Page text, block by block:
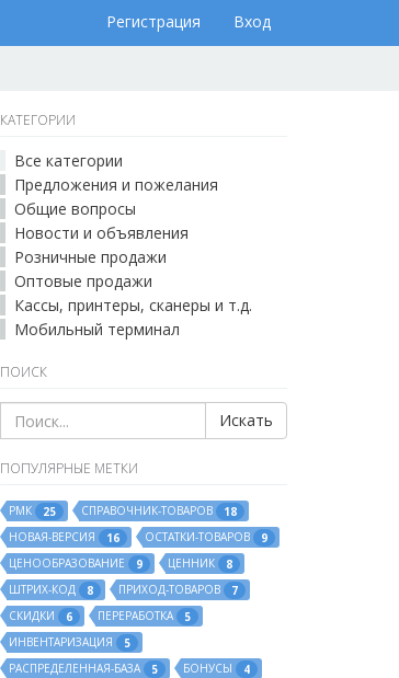
Регистрация Вход
КАТЕГОРИИ
Все категории
Предложения и пожелания
Общие вопросы
Новости и объявления
Розничные продажи
Оптовые продажи
Кассы, принтеры, сканеры и т.д.
Мобильный терминал
ПОИСК
Искать
ПОПУЛЯРНЫЕ МЕТКИ
РМК 25 СПРАВОЧНИК-ТОВАРОВ
18
НОВАЯ-ВЕРСИЯ
16 ОСТАТКИ-ТОВАРОВ
9
ЦЕНООБРАЗОВАНИЕ
9 ЦЕННИК
8
ШТРИХ-КОД
8 ПРИХОД-ТОВАРОВ
7
СКИДКИ
6 ПЕРЕРАБОТКА
5
ИНВЕНТАРИЗАЦИЯ
5
РАСПРЕДЕЛЕННАЯ-БАЗА
5 БОНУСЫ
4